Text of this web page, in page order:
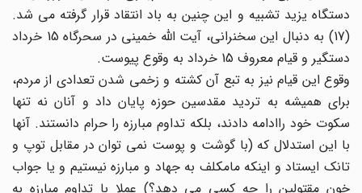
دستگاه یزید تشبیه و این چنین به باد انتقاد قرار گرفته می شد.
(17) به دنبال این سخنرانی، آیت الله خمینی در سحرگاه 15 خرداد
دستگیر و قیام معروف 15 خرداد به وقوع پیوست.
وقوع این قیام نیز به تبع آن کشته و زخمی شدن تعدادی از مردم،
برای همیشه به تردید مقدسین حوزه پایان داد و آنان نه تنها
سکوت خود راادامه دادند، بلکه تداوم مبارزه را حرام دانستند. آنها
با این استدلال که (با گوشت و پوست نمی توان در مقابل توپ و
تانک ایستاد و اینکه مامکلف به جهاد و مبارزه نیستیم و یا جواب
خون مقتولین را چه کسی می دهد؟) عملا با تداوم مبارزه به